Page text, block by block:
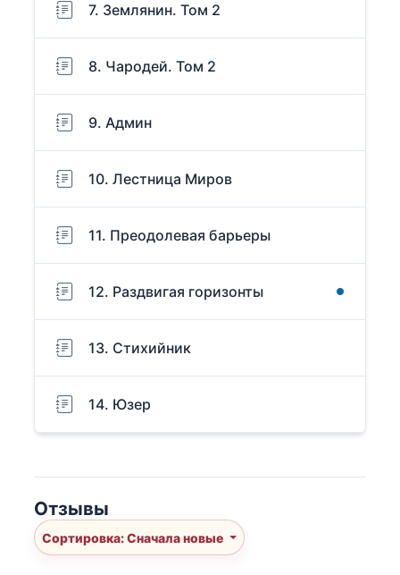
7. Землянин. Том 2
8. Чародей. Том 2
9. Админ
10. Лестница Миров
11. Преодолевая барьеры
12. Раздвигая горизонты
13. Стихийник
14. Юзер
Отзывы
Сортировка: Сначала новые